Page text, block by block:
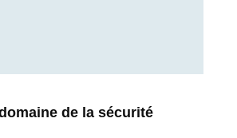
de la sécurité